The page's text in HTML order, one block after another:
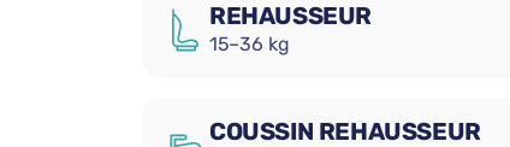
REHAUSSEUR
15–36 kg
COUSSIN REHAUSSEUR